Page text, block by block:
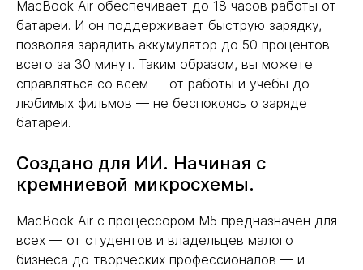
MacBook Air обеспечивает до 18 часов работы от
батареи. И он поддерживает быструю зарядку,
позволяя зарядить аккумулятор до 50 процентов
всего за 30 минут. Таким образом, вы можете
справляться со всем — от работы и учебы до
любимых фильмов — не беспокоясь о заряде
батареи.
Создано для ИИ. Начиная с
кремниевой микросхемы.
MacBook Air с процессором M5 предназначен для
всех — от студентов и владельцев малого
бизнеса до творческих профессионалов — и